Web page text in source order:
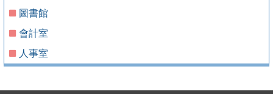
圖書館
會計室
人事室